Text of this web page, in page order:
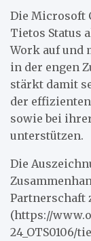
Die Microsoft
Tietos Status
Work auf und
in der engen
stärkt damit
der
sowie bei
unterstützen.
Die
Partnerschaft
(https://
24_OTS0106/